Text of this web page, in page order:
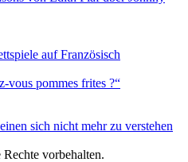
auf Französisch
vous pommes frites ?“
sich nicht mehr zu verstehen
vorbehalten.